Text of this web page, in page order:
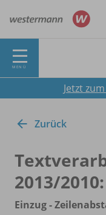
MENÜ
Jetzt
Zurück
2013/2010:
Einzug -